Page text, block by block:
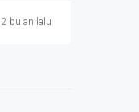
2 bulan lalu